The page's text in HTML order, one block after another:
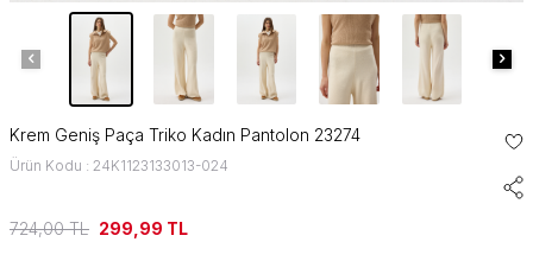
Krem Geniş Paça Triko Kadın Pantolon 23274
Ürün Kodu : 24K1123133013-024
724,00TL 299,99 TL